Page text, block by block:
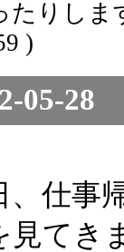
たりしま
)
05-
、仕事
見てき